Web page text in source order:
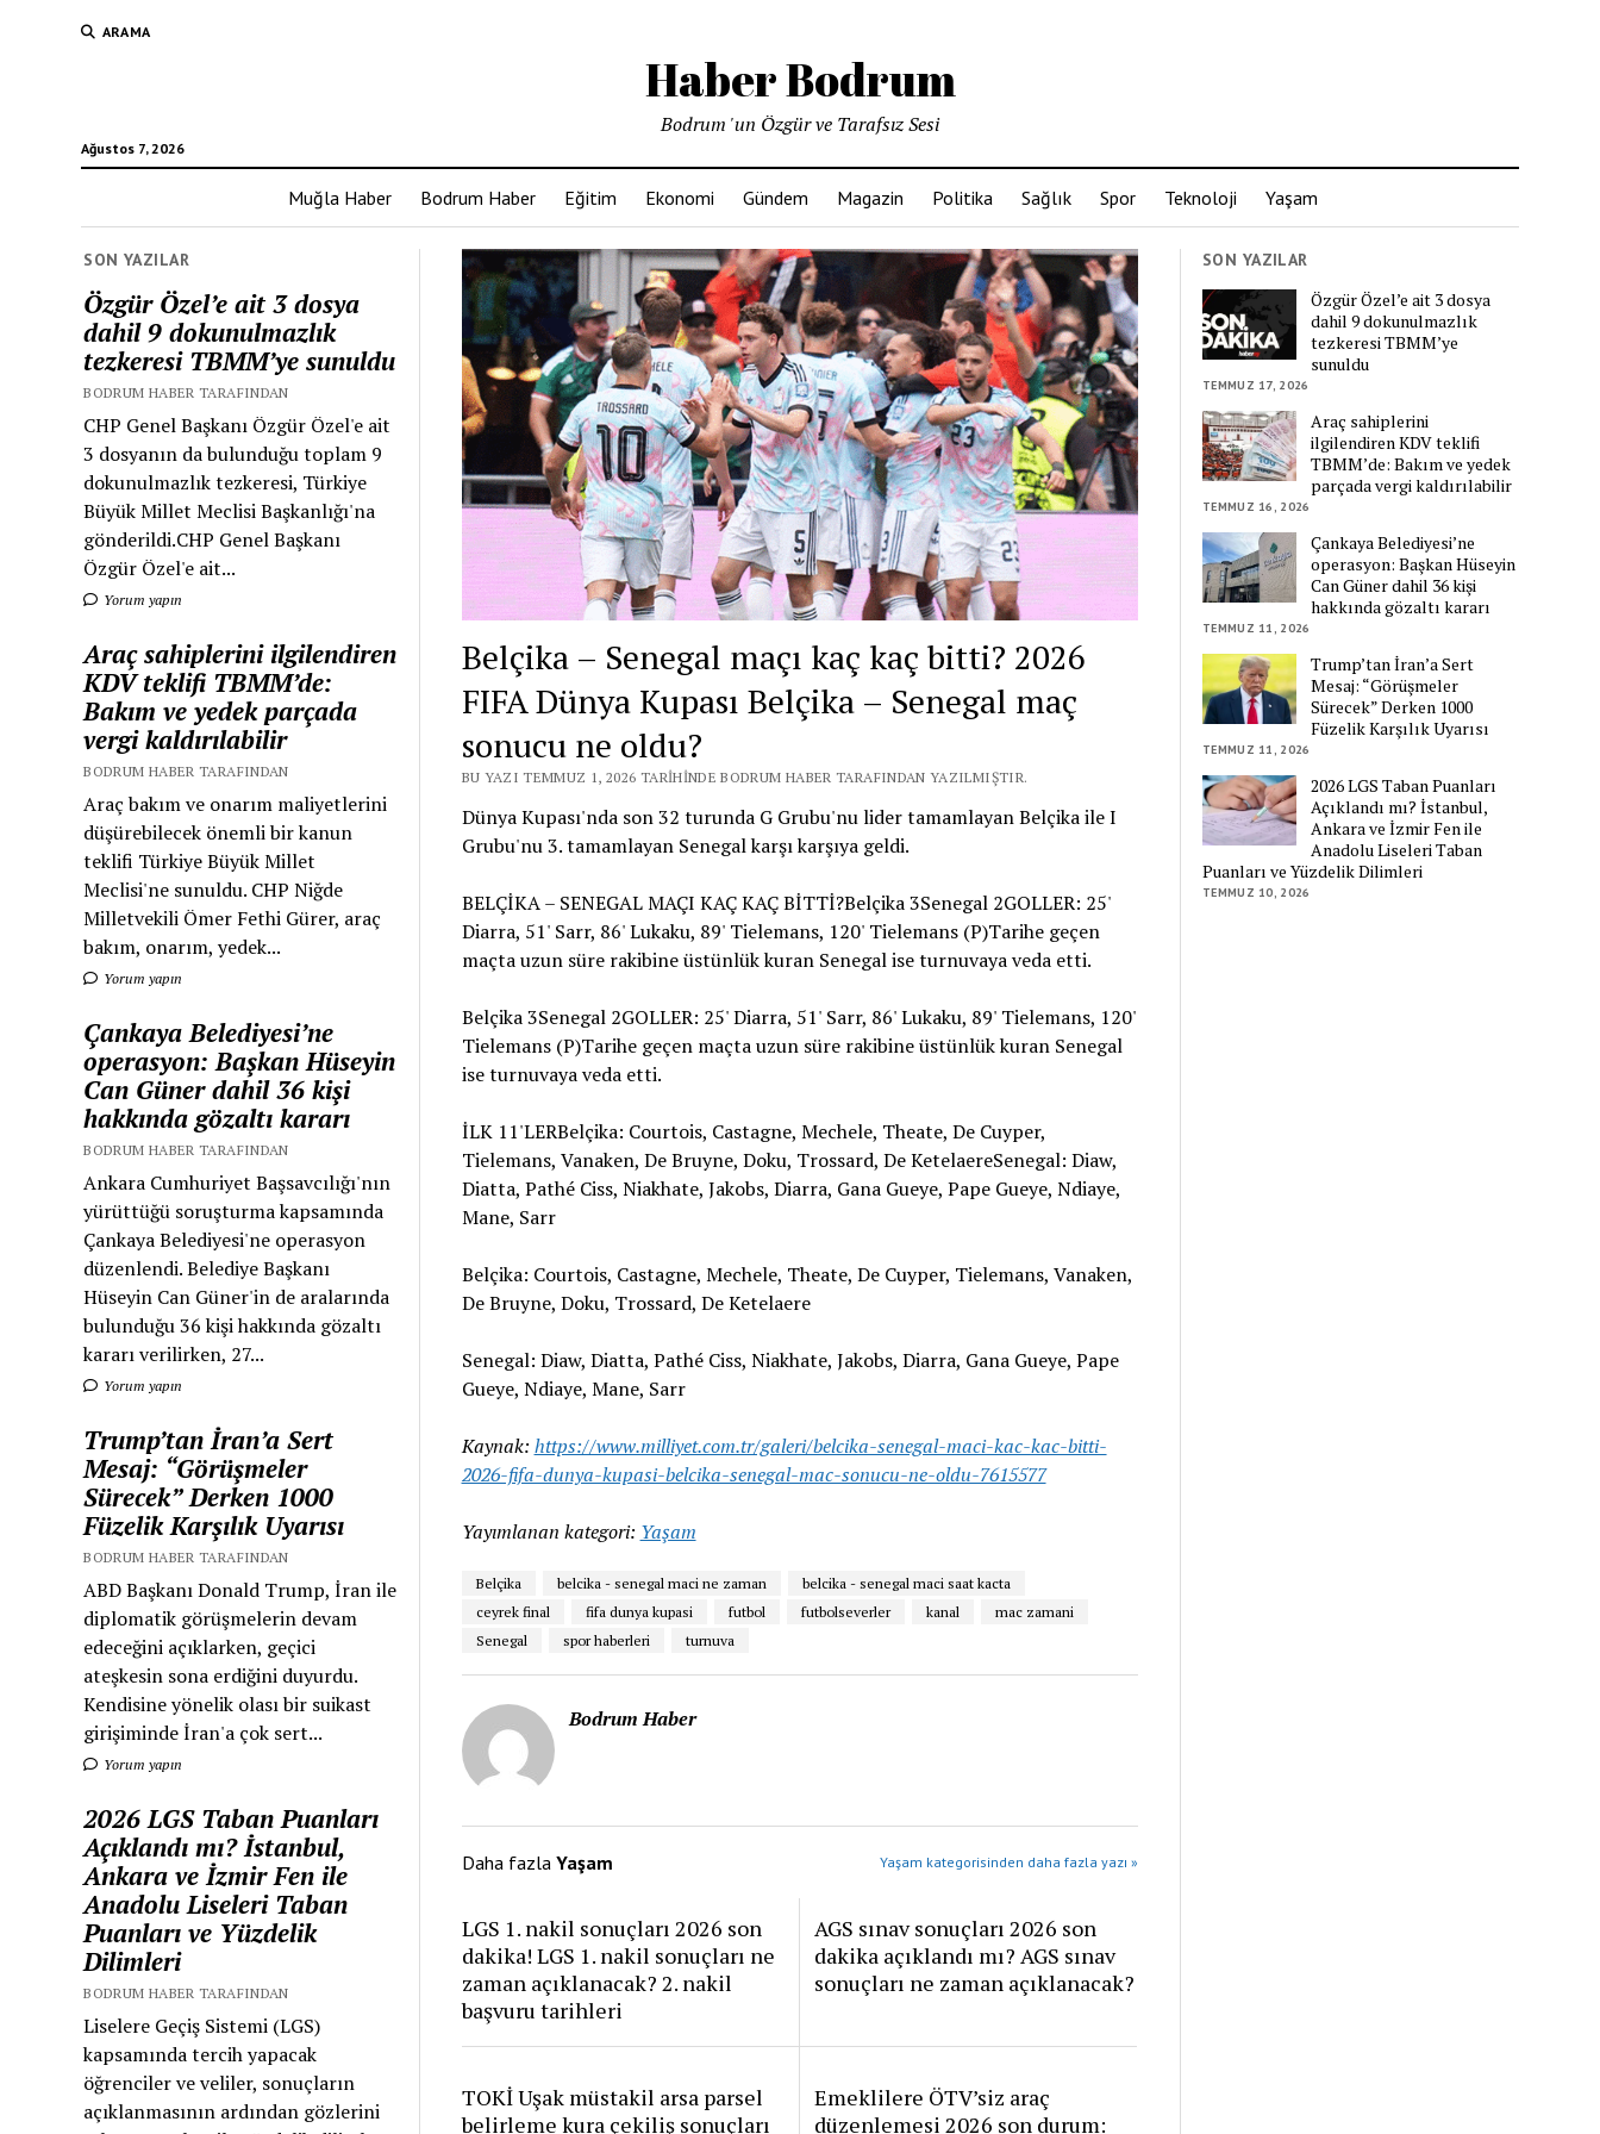
ARAMA
Haber Bodrum
Ağustos 7, 2026
Bodrum 'un Özgür ve Tarafsız Sesi
Muğla Haber Bodrum Haber Eğitim Ekonomi Gündem Magazin Politika Sağlık Spor Teknoloji Yaşam
SON YAZILAR
Özgür Özel’e ait 3 dosya
dahil 9 dokunulmazlık
tezkeresi TBMM’ye sunuldu
BODRUM HABER TARAFINDAN
CHP Genel Başkanı Özgür Özel'e ait
3 dosyanın da bulunduğu toplam 9
dokunulmazlık tezkeresi, Türkiye
Büyük Millet Meclisi Başkanlığı'na
gönderildi.CHP Genel Başkanı
Özgür Özel'e ait...
Yorum yapın
Araç sahiplerini ilgilendiren
KDV teklifi TBMM’de:
Bakım ve yedek parçada
vergi kaldırılabilir
BODRUM HABER TARAFINDAN
Araç bakım ve onarım maliyetlerini
düşürebilecek önemli bir kanun
teklifi Türkiye Büyük Millet
Meclisi'ne sunuldu. CHP Niğde
Milletvekili Ömer Fethi Gürer, araç
bakım, onarım, yedek...
Yorum yapın
Çankaya Belediyesi’ne
operasyon: Başkan Hüseyin
Can Güner dahil 36 kişi
hakkında gözaltı kararı
BODRUM HABER TARAFINDAN
Ankara Cumhuriyet Başsavcılığı'nın
yürüttüğü soruşturma kapsamında
Çankaya Belediyesi'ne operasyon
düzenlendi. Belediye Başkanı
Hüseyin Can Güner'in de aralarında
bulunduğu 36 kişi hakkında gözaltı
kararı verilirken, 27...
Yorum yapın
Trump’tan İran’a Sert
Mesaj: “Görüşmeler
Sürecek” Derken 1000
Füzelik Karşılık Uyarısı
BODRUM HABER TARAFINDAN
ABD Başkanı Donald Trump, İran ile
diplomatik görüşmelerin devam
edeceğini açıklarken, geçici
ateşkesin sona erdiğini duyurdu.
Kendisine yönelik olası bir suikast
girişiminde İran'a çok sert...
Yorum yapın
2026 LGS Taban Puanları
Açıklandı mı? İstanbul,
Ankara ve İzmir Fen ile
Anadolu Liseleri Taban
Puanları ve Yüzdelik
Dilimleri
BODRUM HABER TARAFINDAN
Liselere Geçiş Sistemi (LGS)
kapsamında tercih yapacak
öğrenciler ve veliler, sonuçların
açıklanmasının ardından gözlerini
Belçika – Senegal maçı kaç kaç bitti? 2026
FIFA Dünya Kupası Belçika – Senegal maç
sonucu ne oldu?
BU YAZI TEMMUZ 1, 2026 TARIHINDE BODRUM HABER TARAFINDAN YAZILMIŞTIR.
Dünya Kupası'nda son 32 turunda G Grubu'nu lider tamamlayan Belçika ile I
Grubu'nu 3. tamamlayan Senegal karşı karşıya geldi.
BELÇİKA – SENEGAL MAÇI KAÇ KAÇ BİTTİ?Belçika 3Senegal 2GOLLER: 25'
Diarra, 51' Sarr, 86' Lukaku, 89' Tielemans, 120' Tielemans (P)Tarihe geçen
maçta uzun süre rakibine üstünlük kuran Senegal ise turnuvaya veda etti.
Belçika 3Senegal 2GOLLER: 25' Diarra, 51' Sarr, 86' Lukaku, 89' Tielemans, 120'
Tielemans (P)Tarihe geçen maçta uzun süre rakibine üstünlük kuran Senegal
ise turnuvaya veda etti.
İLK 11'LERBelçika: Courtois, Castagne, Mechele, Theate, De Cuyper,
Tielemans, Vanaken, De Bruyne, Doku, Trossard, De KetelaereSenegal: Diaw,
Diatta, Pathé Ciss, Niakhate, Jakobs, Diarra, Gana Gueye, Pape Gueye, Ndiaye,
Mane, Sarr
Belçika: Courtois, Castagne, Mechele, Theate, De Cuyper, Tielemans, Vanaken,
De Bruyne, Doku, Trossard, De Ketelaere
Senegal: Diaw, Diatta, Pathé Ciss, Niakhate, Jakobs, Diarra, Gana Gueye, Pape
Gueye, Ndiaye, Mane, Sarr
Kaynak: https://www.milliyet.com.tr/galeri/belcika-senegal-maci-kac-kac-bitti-
2026-fifa-dunya-kupasi-belcika-senegal-mac-sonucu-ne-oldu-7615577
Yayımlanan kategori: Yaşam
Belçika belcika - senegal maci ne zaman
belcika - senegal maci saat kacta
ceyrek final
fifa dunya kupasi futbol futbolseverler kanal
mac zamani
Senegal
spor haberleri turnuva
Bodrum Haber
Daha fazla Yaşam Yaşam kategorisinden daha fazla yazı »
LGS 1. nakil sonuçları 2026 son
dakika! LGS 1. nakil sonuçları ne
zaman açıklanacak? 2. nakil
başvuru tarihleri
AGS sınav sonuçları 2026 son
dakika açıklandı mı? AGS sınav
sonuçları ne zaman açıklanacak?
TOKİ Uşak müstakil arsa parsel
belirleme kura çekiliş sonuçları
Emeklilere ÖTV’siz araç
düzenlemesi 2026 son durum:
SON YAZILAR
Özgür Özel’e ait 3 dosya
dahil 9 dokunulmazlık
tezkeresi TBMM’ye
sunuldu
TEMMUZ 17, 2026
Araç sahiplerini
ilgilendiren KDV teklifi
TBMM’de: Bakım ve yedek
parçada vergi kaldırılabilir
TEMMUZ 16, 2026
Çankaya Belediyesi’ne
operasyon: Başkan Hüseyin
Can Güner dahil 36 kişi
hakkında gözaltı kararı
TEMMUZ 11, 2026
Trump’tan İran’a Sert
Mesaj: “Görüşmeler
Sürecek” Derken 1000
Füzelik Karşılık Uyarısı
TEMMUZ 11, 2026
2026 LGS Taban Puanları
Açıklandı mı? İstanbul,
Ankara ve İzmir Fen ile
Anadolu Liseleri Taban
Puanları ve Yüzdelik Dilimleri
TEMMUZ 10, 2026